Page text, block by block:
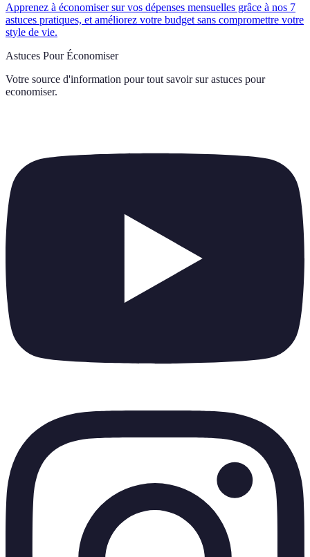
Apprenez à économiser sur vos dépenses mensuelles grâce à nos 7
astuces pratiques, et améliorez votre budget sans compromettre votre
style de vie.
Astuces Pour Économiser
Votre source d'information pour tout savoir sur astuces pour
economiser.